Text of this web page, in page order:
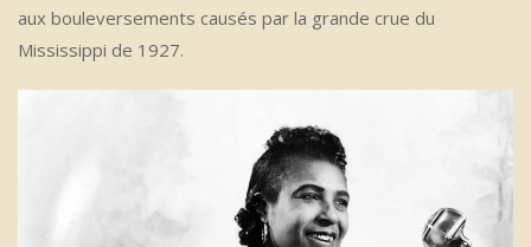
aux bouleversements causés par la grande crue du
Mississippi de 1927.